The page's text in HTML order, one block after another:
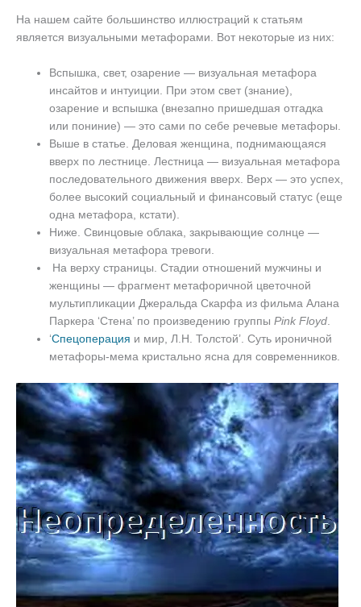
На нашем сайте большинство иллюстраций к статьям
является визуальными метафорами. Вот некоторые из них:
Вспышка, свет, озарение — визуальная метафора
инсайтов и интуиции. При этом свет (знание),
озарение и вспышка (внезапно пришедшая отгадка
или пониние) — это сами по себе речевые метафоры.
Выше в статье. Деловая женщина, поднимающаяся
вверх по лестнице. Лестница — визуальная метафора
последовательного движения вверх. Верх — это успех,
более высокий социальный и финансовый статус (еще
одна метафора, кстати).
Ниже. Свинцовые облака, закрывающие солнце —
визуальная метафора тревоги.
На верху страницы. Стадии отношений мужчины и
женщины — фрагмент метафоричной цветочной
мультипликации Джеральда Скарфа из фильма Алана
Паркера ‘Стена’ по произведению группыPink Floyd.
‘Спецоперация и мир, Л.Н. Толстой’. Суть ироничной
метафоры-мема кристально ясна для современников.